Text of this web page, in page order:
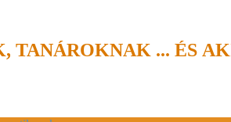
TANÁROKNAK ... ÉS